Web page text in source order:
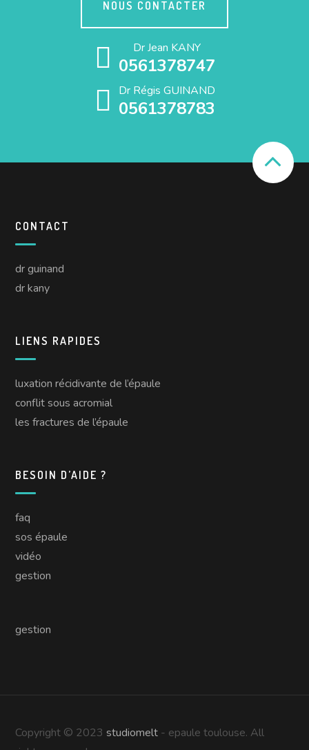
NOUS CONTACTER
Dr Jean KANY
0561378747
Dr Régis GUINAND
0561378783
CONTACT
dr guinand
dr kany
LIENS RAPIDES
luxation récidivante de l’épaule
conflit sous acromial
les fractures de l’épaule
BESOIN D’AIDE ?
faq
sos épaule
vidéo
gestion
gestion
Copyright © 2023studiomelt - epaule toulouse. All